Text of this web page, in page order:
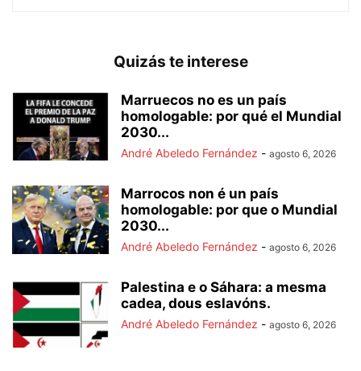
Quizás te interese
Marruecos no es un país
homologable: por qué el Mundial
2030...
André Abeledo Fernández - agosto 6, 2026
Marrocos non é un país
homologable: por que o Mundial
2030...
André Abeledo Fernández - agosto 6, 2026
Palestina e o Sáhara: a mesma
cadea, dous eslavóns.
André Abeledo Fernández - agosto 6, 2026